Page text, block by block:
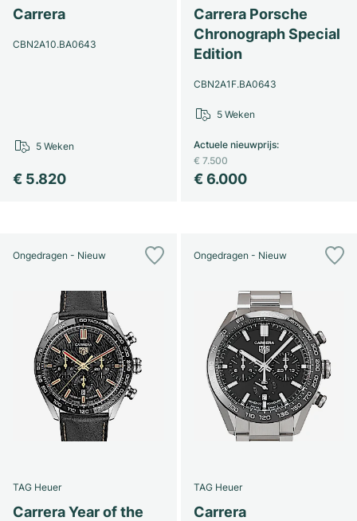
Carrera
CBN2A10.BA0643
€ 5.820
5 Weken
Carrera Porsche
Chronograph Special
Edition
CBN2A1F.BA0643
€ 6.000
Actuele nieuwprijs:
€ 7.500
5 Weken
Ongedragen - Nieuw
TAG Heuer
Carrera Year of the
Ongedragen - Nieuw
TAG Heuer
Carrera